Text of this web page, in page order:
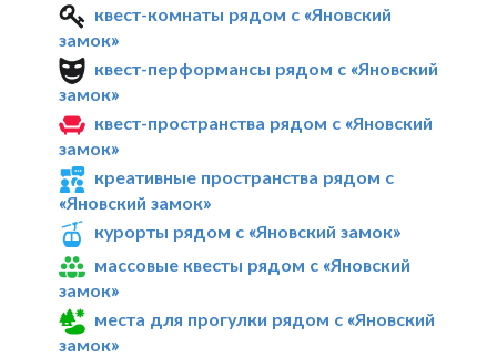
квест-комнаты рядом с «Яновский
замок»
квест-перформансы рядом с «Яновский
замок»
квест-пространства рядом с «Яновский
замок»
креативные пространства рядом с
«Яновский замок»
курорты рядом с «Яновский замок»
массовые квесты рядом с «Яновский
замок»
места для прогулки рядом с «Яновский
замок»